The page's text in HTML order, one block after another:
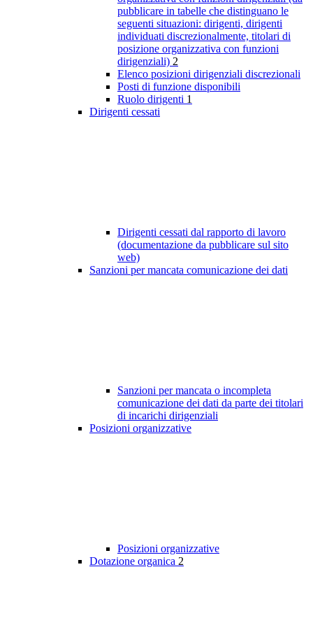
pubblicare in tabelle che distinguano le
seguenti situazioni: dirigenti, dirigenti
individuati discrezionalmente, titolari di
posizione organizzativa con funzioni
dirigenziali) 2
Elenco posizioni dirigenziali discrezionali
Posti di funzione disponibili
Ruolo dirigenti 1
Dirigenti cessati
Dirigenti cessati dal rapporto di lavoro
(documentazione da pubblicare sul sito
web)
Sanzioni per mancata comunicazione dei dati
Sanzioni per mancata o incompleta
comunicazione dei dati da parte dei titolari
di incarichi dirigenziali
Posizioni organizzative
Posizioni organizzative
Dotazione organica 2